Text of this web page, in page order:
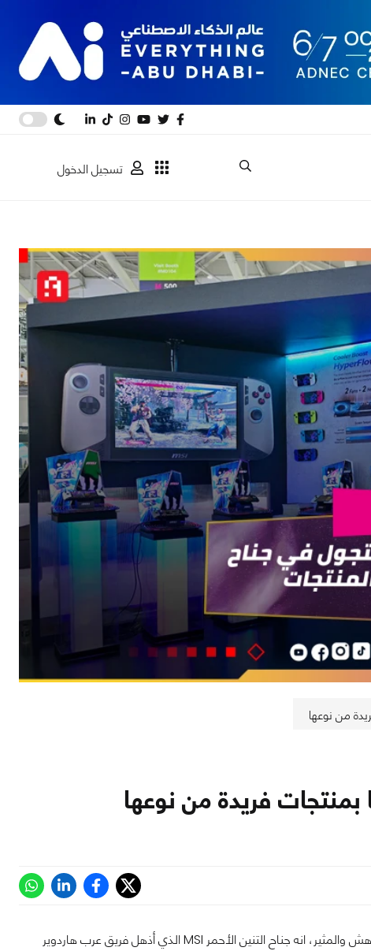
تسجيل الدخول
انطلقنا نحو جناح محبب للكثير من جمهور اللاعبين وعشاق الأداء القوي والتصميم المدهش والمثير، انه جناح التنين الأحمر MSI الذي أذهل فريق عرب هاردوير